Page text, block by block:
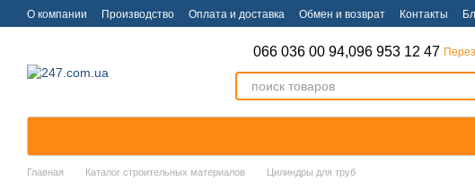
Перейти к основному контенту
О компании Производство Оплата и доставка Обмен и возврат Контакты
066 036 00 94,096 953 12 47
Главная Каталог строительных материалов Цилиндры для труб